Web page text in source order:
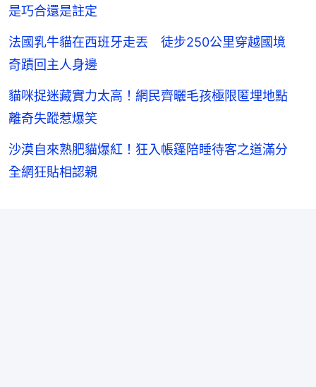
是巧合還是註定
法國乳牛貓在西班牙走丟 徒步250公里穿越國境
奇蹟回主人身邊
貓咪捉迷藏實力太高！網民齊曬毛孩極限匿埋地點
離奇失蹤惹爆笑
沙漠自來熟肥貓爆紅！狂入帳篷陪睡待客之道滿分
全網狂貼相認親